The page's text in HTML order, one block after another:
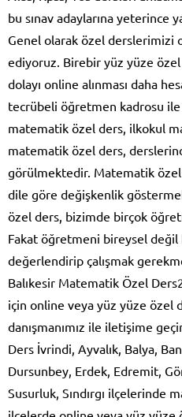
bu sınav adaylarına yeterince
Genel olarak özel derslerimizi
ediyoruz. Birebir yüz yüze
dolayı online alınması daha
tecrübeli öğretmen kadrosu ile
matematik özel ders, ilkokul
matematik özel ders,
görülmektedir. Matematik
dile göre değişkenlik
özel ders, bizimde birçok
Fakat öğretmeni bireysel değil
değerlendirip çalışmak
Balıkesir Matematik Özel
için online veya yüz yüze özel
danışmanımız ile iletişime
Ders İvrindi, Ayvalık, Balya,
Dursunbey, Erdek, Edremit,
Susurluk, Sındırgı ilçelerinde